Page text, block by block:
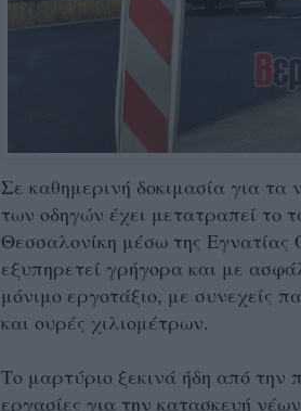
Σε καθημερινή δοκιμασία για
των οδηγών έχει μετατραπεί το
Θεσσαλονίκη μέσω της
εξυπηρετεί γρήγορα και με
μόνιμο εργοτάξιο, με συνεχείς
και ουρές χιλιομέτρων.
Το μαρτύριο ξεκινά ήδη από την
εργασίες για την κατασκευή